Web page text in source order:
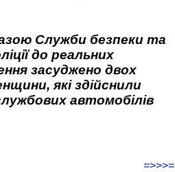
Служби безпеки та
до реальних
засуджено двох
які здійснили
автомобілів
=>>>=